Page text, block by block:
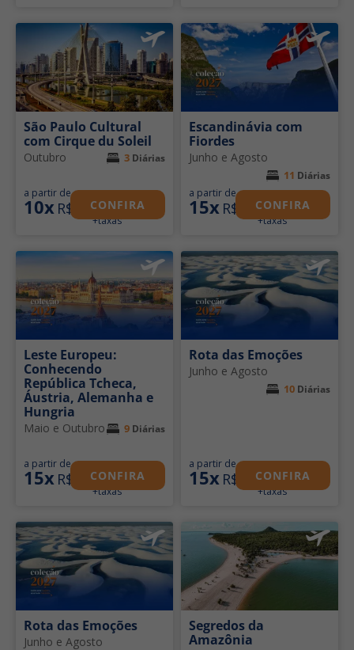
São Paulo Cultural
com Cirque du Soleil
Outubro 3 Diárias
a partir de
10x R$ 352
+taxas
CONFIRA
Escandinávia com
Fiordes
Junho e Agosto
11 Diárias
a partir de
15x R$ 271
+taxas
CONFIRA
Leste Europeu:
Conhecendo
República Tcheca,
Áustria, Alemanha e
Hungria
Maio e Outubro 9 Diárias
a partir de
15x R$ 205
+taxas
CONFIRA
Rota das Emoções
Junho e Agosto
10 Diárias
a partir de
15x R$ 621
+taxas
CONFIRA
Rota das Emoções
Junho e Agosto
Segredos da
Amazônia